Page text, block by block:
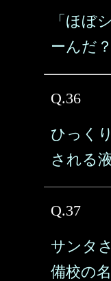
「ほぼ
ーんだ？
Q.36
ひっく
される
Q.37
サンタ
備校の